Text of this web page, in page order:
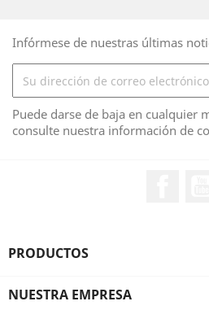
Infórmese de nuestras últimas
Puede darse de baja en cualquier
consulte nuestra información de
PRODUCTOS
NUESTRA EMPRESA